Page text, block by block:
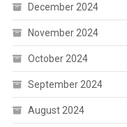
December 2024
November 2024
October 2024
September 2024
August 2024